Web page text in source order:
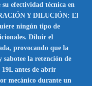
efectividad técnica en
Y DILUCIÓN: El
ningún tipo de
Diluir el
provocando que la
sabotee la retención de
19L antes de abrir
mecánico durante un